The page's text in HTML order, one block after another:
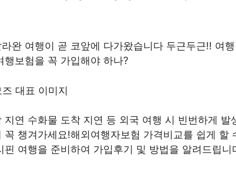
완 여행이 곧 코앞에 다가왔습니다 두근두근!! 여
보험을 꼭 가입해야 하나?
연 수화물 도착 지연 등 외국 여행 시 빈번하게 발
챙겨가세요!해외여행자보험 가격비교를 쉽게 할
여행을 준비하여 가입후기 및 방법을 알려드립니